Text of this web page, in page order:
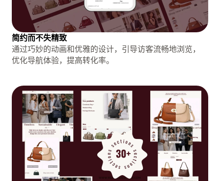
简约而不失精致
通过巧妙的动画和优雅的设计，引导访客流畅地浏览，
优化导航体验，提高转化率。